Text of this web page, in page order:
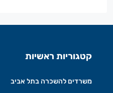
קטגוריות ראשיות
משרדים להשכרה בתל אביב